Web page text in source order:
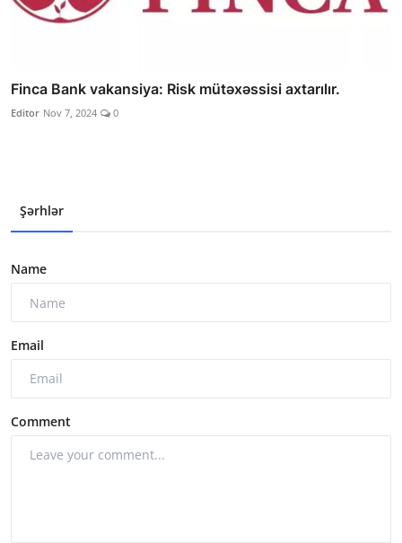
Finca Bank vakansiya: Risk mütəxəssisi axtarılır.
Editor Nov 7, 2024 0
Şərhlər
Name
Email
Comment